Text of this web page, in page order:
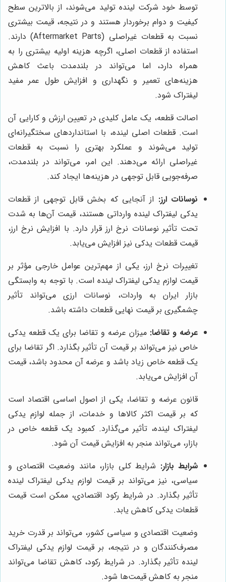
توسط خود شرکت لینده تولید می‌شوند، از بالاترین سطح
کیفیت و دوام برخوردار هستند و در نتیجه، قیمت بیشتری
نسبت به قطعات غیراصلی (Aftermarket Parts) دارند.
استفاده از قطعات اصلی، اگرچه هزینه اولیه بیشتری را به
همراه دارد، اما می‌تواند در بلندمدت باعث کاهش
هزینه‌های تعمیر و نگهداری و افزایش طول عمر مفید
لیفتراک شود.
اصالت قطعه، یک عامل کلیدی در تعیین ارزش و کارایی آن
است. قطعات اصلی لینده، با استانداردهای سختگیرانه‌ای
تولید می‌شوند و عملکرد بهتری را نسبت به قطعات
غیراصلی ارائه می‌دهند. این امر، می‌تواند در بلندمدت،
صرفه‌جویی قابل توجهی در هزینه‌ها ایجاد کند.
نوسانات ارز: از آنجایی که بخش قابل توجهی از قطعات
یدکی لیفتراک لینده وارداتی هستند، قیمت آن‌ها به شدت
تحت تأثیر نوسانات نرخ ارز قرار دارد. با افزایش نرخ ارز،
قیمت قطعات یدکی نیز افزایش می‌یابد.
تغییرات نرخ ارز، یکی از مهم‌ترین عوامل خارجی مؤثر بر
قیمت لوازم یدکی لیفتراک لینده است. با توجه به وابستگی
بازار ایران به واردات، نوسانات ارزی می‌تواند تأثیر
چشمگیری بر قیمت نهایی قطعات داشته باشد.
عرضه و تقاضا: میزان عرضه و تقاضا برای یک قطعه یدکی
خاص نیز می‌تواند بر قیمت آن تأثیر بگذارد. اگر تقاضا برای
یک قطعه خاص زیاد باشد و عرضه آن محدود باشد، قیمت
آن افزایش می‌یابد.
قانون عرضه و تقاضا، یکی از اصول اساسی اقتصاد است
که بر قیمت اکثر کالاها و خدمات، از جمله لوازم یدکی
لیفتراک لینده، تأثیر می‌گذارد. کمبود یک قطعه خاص در
بازار، می‌تواند منجر به افزایش قیمت آن شود.
شرایط بازار: شرایط کلی بازار، مانند وضعیت اقتصادی و
سیاسی، نیز می‌تواند بر قیمت لوازم یدکی لیفتراک لینده
تأثیر بگذارد. در شرایط رکود اقتصادی، ممکن است قیمت
قطعات یدکی کاهش یابد.
وضعیت اقتصادی و سیاسی کشور، می‌تواند بر قدرت خرید
مصرف‌کنندگان و در نتیجه، بر قیمت لوازم یدکی لیفتراک
لینده تأثیر بگذارد. در شرایط رکود، کاهش تقاضا می‌تواند
منجر به کاهش قیمت‌ها شود.